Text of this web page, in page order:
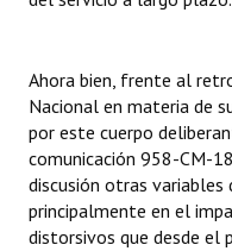
Ahora bien, frente al
Nacional en materia de
por este cuerpo
comunicación 958-CM-
discusión otras
principalmente en el
distorsivos que desde el